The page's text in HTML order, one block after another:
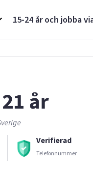
15-24 år och jobba
år
Verifierad
Telefonnummer